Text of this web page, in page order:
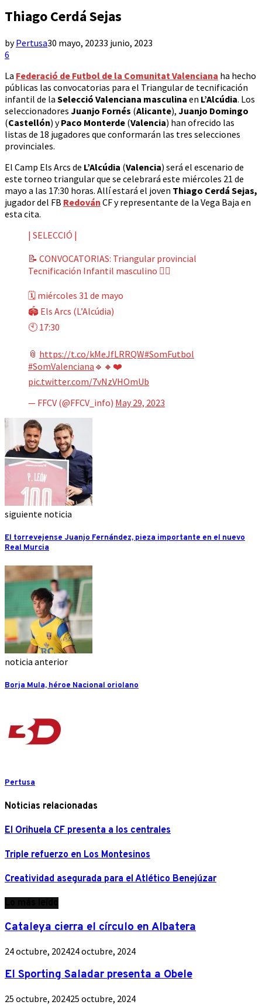
Thiago Cerdá Sejas
byPertusa30 mayo, 20233 junio, 2023
6
La Federació de Futbol de la Comunitat Valenciana ha hecho
públicas las convocatorias para el Triangular de tecnificación
infantil de la Selecció Valenciana masculina en L’Alcúdia. Los
seleccionadores Juanjo Fornés (Alicante), Juanjo Domingo
(Castellón) yPaco Monterde (Valencia) han ofrecido las
listas de 18 jugadores que conformarán las tres selecciones
provinciales.
El Camp Els Arcs de L’Alcúdia (Valencia) será el escenario de
este torneo triangular que se celebrará este miércoles 21 de
mayo a las 17:30 horas. Allí estará el joven Thiago Cerdá Sejas,
jugador del FB Redován CF y representante de la Vega Baja en
esta cita.
| SELECCIÓ |
📝 CONVOCATORIAS: Triangular provincial
Tecnificación Infantil masculino 🙋‍♂️
🗓 miércoles 31 de mayo
🏟 Els Arcs (L’Alcúdia)
🕙 17:30
📎 https://t.co/kMeJfLRRQW#SomFutbol
#SomValenciana 🔹🔸❤️
pic.twitter.com/7vNzVHOmUb
— FFCV (@FFCV_info) May 29, 2023
siguiente noticia
El torrevejense Juanjo Fernández, pieza importante en el nuevo
Real Murcia
noticia anterior
Borja Mula, héroe Nacional oriolano
Pertusa
Noticias relacionadas
El Orihuela CF presenta a los centrales
Triple refuerzo en Los Montesinos
Creatividad asegurada para el Atlético Benejúzar
Cataleya cierra el círculo en Albatera
24 octubre, 202424 octubre, 2024
El Sporting Saladar presenta a Obele
25 octubre, 202425 octubre, 2024